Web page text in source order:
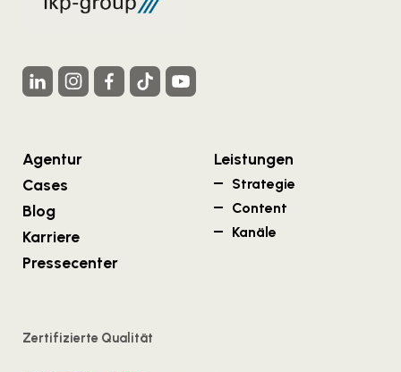
Agentur
Cases
Blog
Karriere
Pressecenter
Leistungen
Strategie
Content
Kanäle
Zertifizierte Qualität